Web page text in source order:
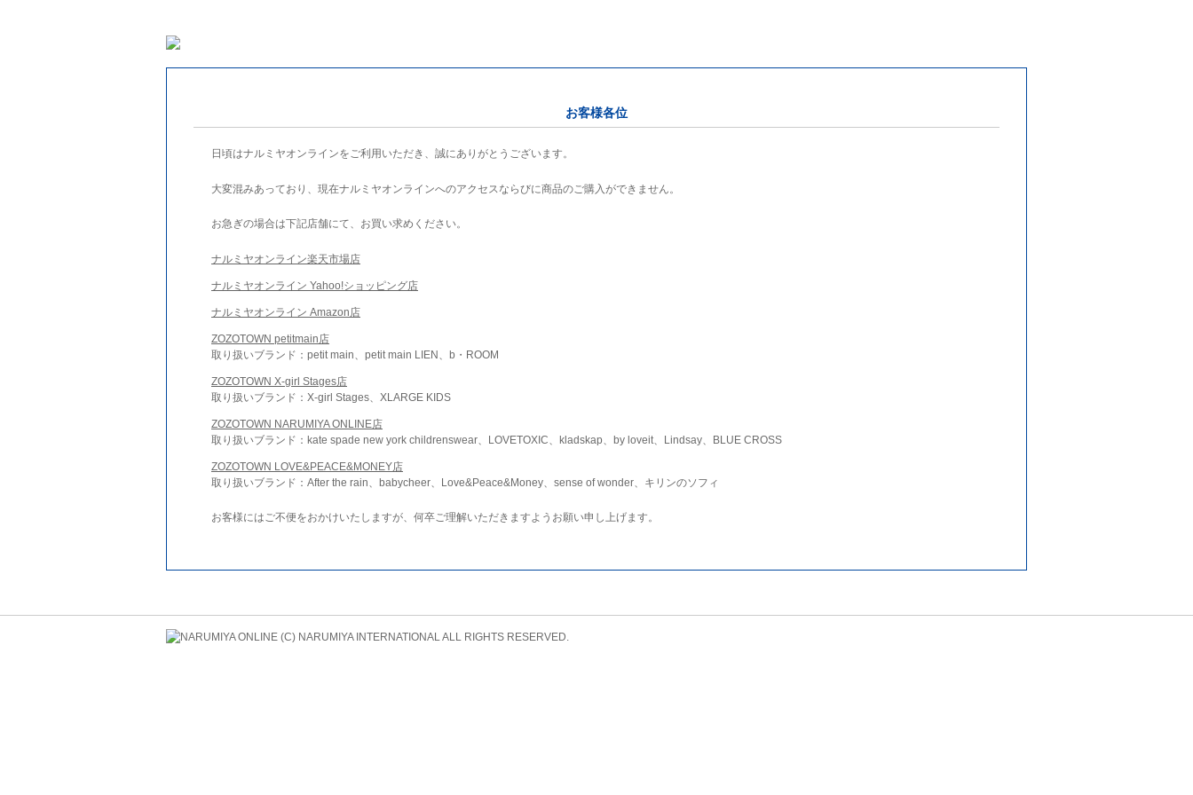
お客様各位
日頃はナルミヤオンラインをご利用いただき、誠にありがとうございます。
大変混みあっており、現在ナルミヤオンラインへのアクセスならびに商品のご購入ができません。
お急ぎの場合は下記店舗にて、お買い求めください。
ナルミヤオンライン楽天市場店
ナルミヤオンライン Yahoo!ショッピング店
ナルミヤオンライン Amazon店
ZOZOTOWN petitmain店
取り扱いブランド：petit main、petit main LIEN、b・ROOM
ZOZOTOWN X-girl Stages店
取り扱いブランド：X-girl Stages、XLARGE KIDS
ZOZOTOWN NARUMIYA ONLINE店
取り扱いブランド：kate spade new york childrenswear、LOVETOXIC、kladskap、by loveit、Lindsay、BLUE CROSS
ZOZOTOWN LOVE&PEACE&MONEY店
取り扱いブランド：After the rain、babycheer、Love&Peace&Money、sense of wonder、キリンのソフィ
お客様にはご不便をおかけいたしますが、何卒ご理解いただきますようお願い申し上げます。